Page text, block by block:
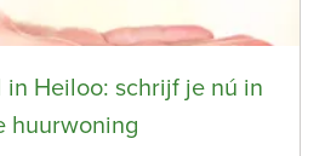
Heiloo: schrijf je nú in
huurwoning